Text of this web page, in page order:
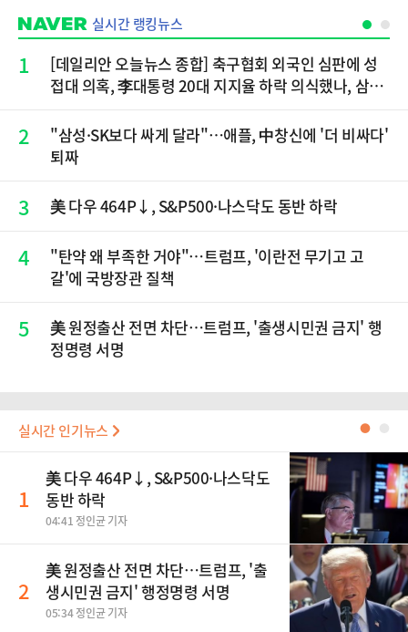
실시간 랭킹뉴스
1
[데일리안 오늘뉴스 종합] 축구협회 외국인 심판에 성
접대 의혹, 李대통령 20대 지지율 하락 의식했나, 삼전
재점화, 김민석 "과반 승리 가능성 99%" 등
2
"삼성·SK보다 싸게 달라"…애플, 中창신에 '더 비싸다'
퇴짜
3 美 다우 464P↓, S&P500·나스닥도 동반 하락
4
"탄약 왜 부족한 거야"…트럼프, '이란전 무기고 고
갈'에 국방장관 질책
5
美 원정출산 전면 차단…트럼프, '출생시민권 금지' 행
정명령 서명
실시간 인기뉴스 ●
1
美 다우 464P↓, S&P500·나스닥도
동반 하락
04:41 정인균 기자
2
美 원정출산 전면 차단…트럼프, '출
생시민권 금지' 행정명령 서명
05:34 정인균 기자